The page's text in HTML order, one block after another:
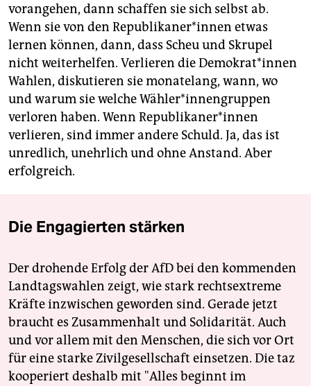
vorangehen, dann schaffen sie sich selbst ab.
Wenn sie von den Republikaner*innen etwas
lernen können, dann, dass Scheu und Skrupel
nicht weiterhelfen. Verlieren die Demokrat*innen
Wahlen, diskutieren sie monatelang, wann, wo
und warum sie welche Wähler*innengruppen
verloren haben. Wenn Republikaner*innen
verlieren, sind immer andere Schuld. Ja, das ist
unredlich, unehrlich und ohne Anstand. Aber
erfolgreich.
Die Engagierten stärken
Der drohende Erfolg der AfD bei den kommenden
Landtagswahlen zeigt, wie stark rechtsextreme
Kräfte inzwischen geworden sind. Gerade jetzt
braucht es Zusammenhalt und Solidarität. Auch
und vor allem mit den Menschen, die sich vor Ort
für eine starke Zivilgesellschaft einsetzen. Die taz
kooperiert deshalb mit "Alles beginnt im